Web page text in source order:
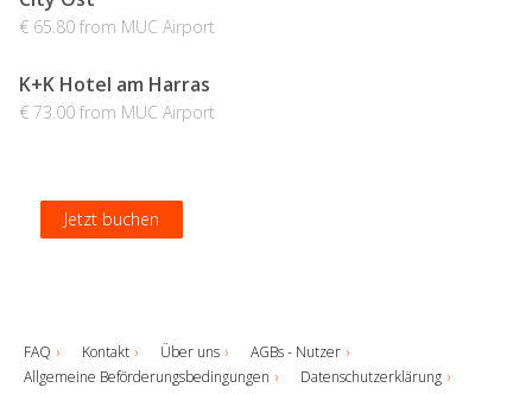
Jetzt buchen
Jetzt buchen
€ 65.80 from MUC Airport
Jetzt buchen
K+K Hotel am Harras
€ 73.00 from MUC Airport
Jetzt buchen
FAQ Kontakt Über uns
AGBs - Nutzer
Allgemeine Beförderungsbedingungen
Datenschutzerklärung